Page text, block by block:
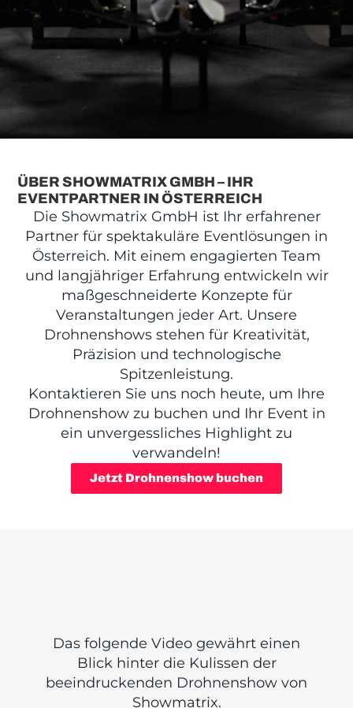
ÜBER SHOWMATRIX GMBH – IHR
EVENTPARTNER IN ÖSTERREICH
Die Showmatrix GmbH ist Ihr erfahrener
Partner für spektakuläre Eventlösungen in
Österreich. Mit einem engagierten Team
und langjähriger Erfahrung entwickeln wir
maßgeschneiderte Konzepte für
Veranstaltungen jeder Art. Unsere
Drohnenshows stehen für Kreativität,
Präzision und technologische
Spitzenleistung.
Kontaktieren Sie uns noch heute, um Ihre
Drohnenshow zu buchen und Ihr Event in
ein unvergessliches Highlight zu
verwandeln!
Jetzt Drohnenshow buchen
Das folgende Video gewährt einen
Blick hinter die Kulissen der
beeindruckenden Drohnenshow von
Showmatrix.